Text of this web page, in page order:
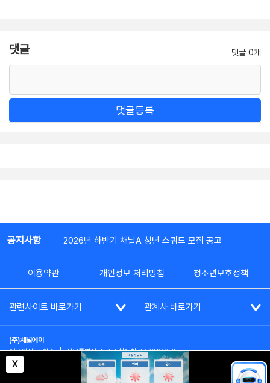
댓글 댓글 0개
댓글등록
X
공지사항 2026년 하반기 채널A 청년 스쿼드 모집 공고
이용약관 개인정보 처리방침 청소년보호정책
관련사이트 바로가기 관계사 바로가기
(주)채널에이
대표이사: 김차수 | 서울특별시 종로구 청계천로 1 (03187)
부가통신사업신고: 022357호 | 사업자등록번호: 101-86-62787
대표전화: (02)2020-3114
시청자상담실: (02)2020-3100